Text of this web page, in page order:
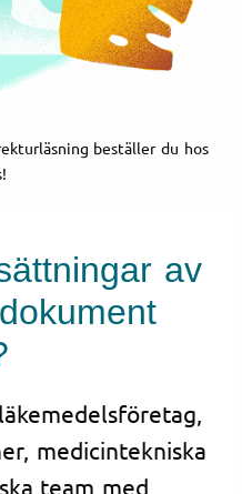
beställer du hos
av
medicintekniska
team med